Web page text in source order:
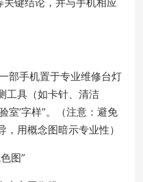
部手机置于专业维修台灯
工具（如卡针、清洁
室’字样”。（注意：避免
用概念图暗示专业性）
图”